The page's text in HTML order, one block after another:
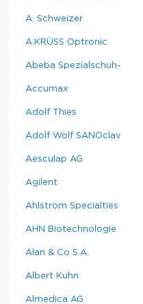
A. Schweizer
A.KRÜSS Optronic
Abeba Spezialschuh-
Accumax
Adolf Thies
Adolf Wolf SANOclav
Aesculap AG
Agilent
Ahlstrom Specialties
AHN Biotechnologie
Alan & Co S.A.
Albert Kuhn
Almedica AG